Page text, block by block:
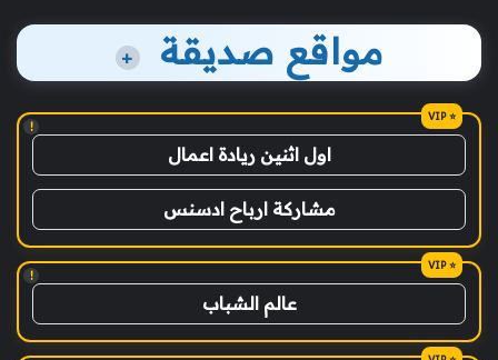
مواقع صديقة +
!
اول اثنين ريادة اعمال
مشاركة ارباح ادسنس
!
عالم الشباب